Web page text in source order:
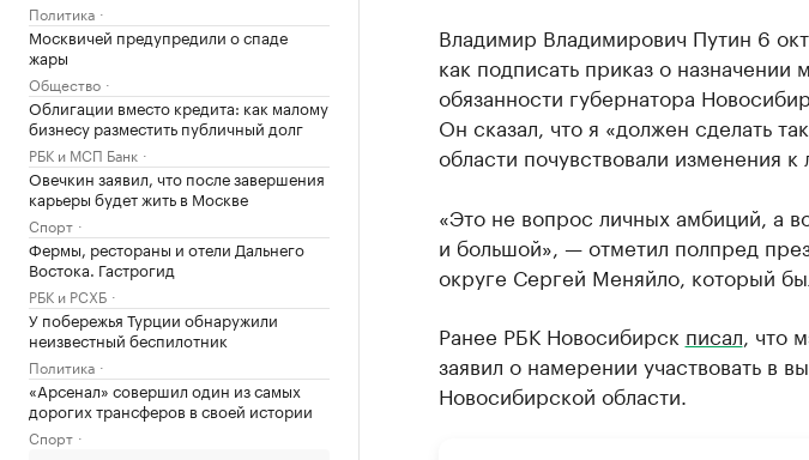
Политика
Москвичей предупредили о спаде
жары
Общество
Облигации вместо кредита: как малому
бизнесу разместить публичный долг
РБК и МСП Банк
Овечкин заявил, что после завершения
карьеры будет жить в Москве
Спорт
Фермы, рестораны и отели Дальнего
Востока. Гастрогид
РБК и РСХБ
У побережья Турции обнаружили
неизвестный беспилотник
Политика
«Арсенал» совершил один из самых
дорогих трансферов в своей истории
Спорт
Владимир Владимирович Путин 6
как подписать приказ о
обязанности губернатора
Он сказал, что я «должен сделать
области почувствовали изменения
«Это не вопрос личных амбиций, а
и большой», — отметил полпред
округе Сергей Меняйло, который
Ранее РБК Новосибирск писал , что
заявил о намерении участвовать в
Новосибирской области.